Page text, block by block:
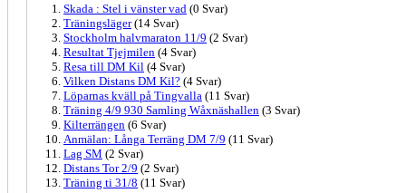
Skada : Stel i vänster vad (0 Svar)
Träningsläger(14 Svar)
Stockholm halvmaraton 11/9 (2 Svar)
Resultat Tjejmilen (4 Svar)
Resa till DM Kil (4 Svar)
Vilken Distans DM Kil? (4 Svar)
Löparnas kväll på Tingvalla (11 Svar)
Träning 4/9 930 Samling Wåxnäshallen (3 Svar)
Kilterrängen (6 Svar)
Anmälan: Långa Terräng DM 7/9 (11 Svar)
Lag SM (2 Svar)
Distans Tor 2/9 (2 Svar)
Träning ti 31/8 (11 Svar)